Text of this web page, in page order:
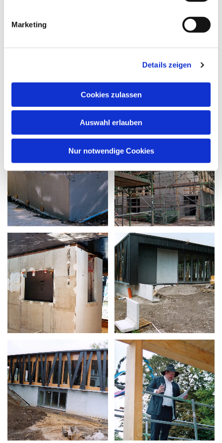
Marketing
Details zeigen
Cookies zulassen
Auswahl erlauben
Nur notwendige Cookies